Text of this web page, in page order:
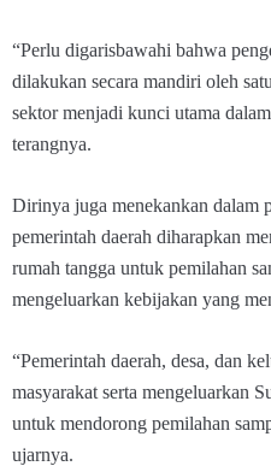
“Perlu digarisbawahi bahwa
dilakukan secara mandiri oleh
sektor menjadi kunci utama
terangnya.
Dirinya juga menekankan dalam
pemerintah daerah diharapkan
rumah tangga untuk pemilahan
mengeluarkan kebijakan yang
“Pemerintah daerah, desa, dan
masyarakat serta mengeluarkan
untuk mendorong pemilahan
ujarnya.